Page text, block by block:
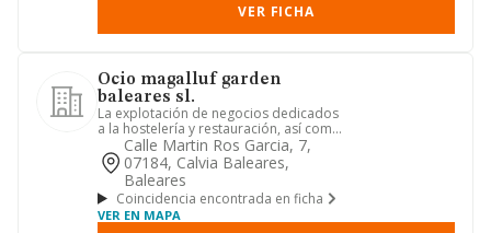
VER FICHA
Ocio magalluf garden
baleares sl.
La explotación de negocios dedicados
a la hostelería y restauración, así como
cualesquiera afines, ...
Calle Martin Ros Garcia, 7,
07184, Calvia Baleares,
Baleares
Coincidencia encontrada en ficha
VER EN MAPA